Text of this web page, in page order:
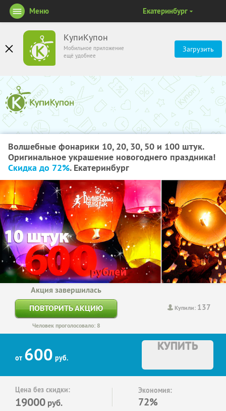
КупиКупон
Мобильное приложение
ещё удобнее
Загрузить
Меню Екатеринбург
Волшебные фонарики 10, 20, 30, 50 и 100 штук.
Оригинальное украшение новогоднего праздника!
Скидка до 72%. Екатеринбург
Купили: 137
Акция завершилась
ПОВТОРИТЬ АКЦИЮ
Человек проголосовало: 8
от 600 руб.
КУПИТЬ
Цена без скидки:
19000 руб.
Экономия:
72%